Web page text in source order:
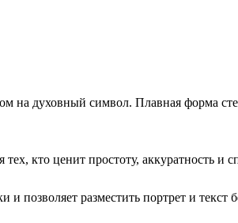
на духовный символ. Плавная форма
кто ценит простоту, аккуратность и
позволяет разместить портрет и текст